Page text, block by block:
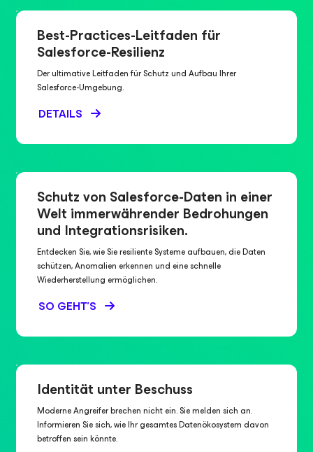
Best-Practices-Leitfaden für
Salesforce-Resilienz
Der ultimative Leitfaden für Schutz und Aufbau Ihrer
Salesforce-Umgebung.
DETAILS
Schutz von Salesforce-Daten in einer
Welt immerwährender Bedrohungen
und Integrationsrisiken.
Entdecken Sie, wie Sie resiliente Systeme aufbauen, die Daten
schützen, Anomalien erkennen und eine schnelle
Wiederherstellung ermöglichen.
SO GEHT'S
Identität unter Beschuss
Moderne Angreifer brechen nicht ein. Sie melden sich an.
Informieren Sie sich, wie Ihr gesamtes Datenökosystem davon
betroffen sein könnte.